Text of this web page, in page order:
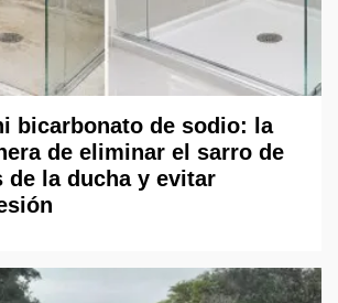
bicarbonato de sodio: la
de eliminar el sarro de
de la ducha y evitar